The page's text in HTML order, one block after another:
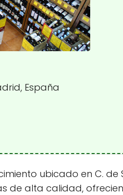
España
ubicado en C. de
de alta calidad,